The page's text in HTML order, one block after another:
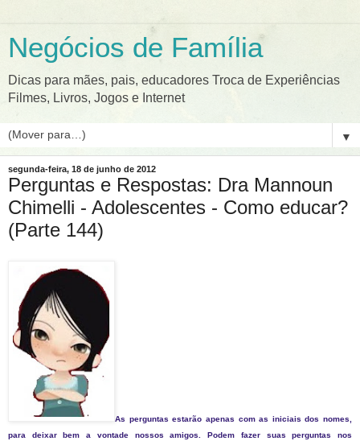
Negócios de Família
Dicas para mães, pais, educadores Troca de Experiências
Filmes, Livros, Jogos e Internet
▼
segunda-feira, 18 de junho de 2012
Perguntas e Respostas: Dra Mannoun
Chimelli - Adolescentes - Como educar?
(Parte 144)
As perguntas estarão apenas com as iniciais dos nomes,
para deixar bem a vontade nossos amigos. Podem fazer suas perguntas nos